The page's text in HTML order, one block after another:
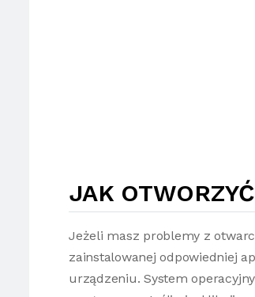
JAK
Jeżeli masz problemy z
zainstalowanej odpowiedniej
urządzeniu. System